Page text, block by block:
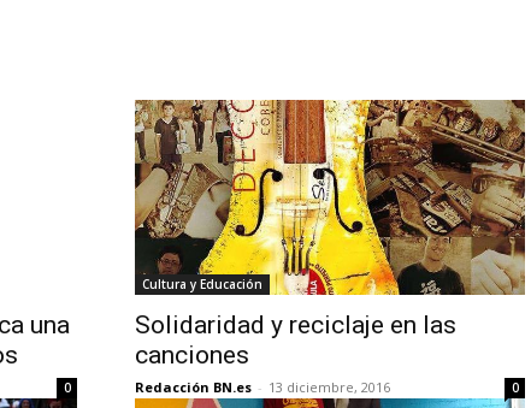
una
0
Cultura y Educación
Solidaridad y reciclaje en las
canciones
Redacción BN.es - 13 diciembre, 2016 0